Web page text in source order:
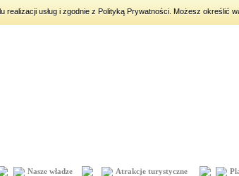
realizacji usług i zgodnie z Polityką Prywatności. Możesz określić
|imieniny:Sława, Jakub, Stefan
Nasze władze Atrakcje turystyczne